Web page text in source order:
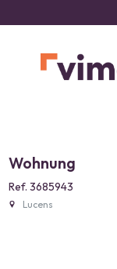
Wohnung
Ref. 3685943
Lucens